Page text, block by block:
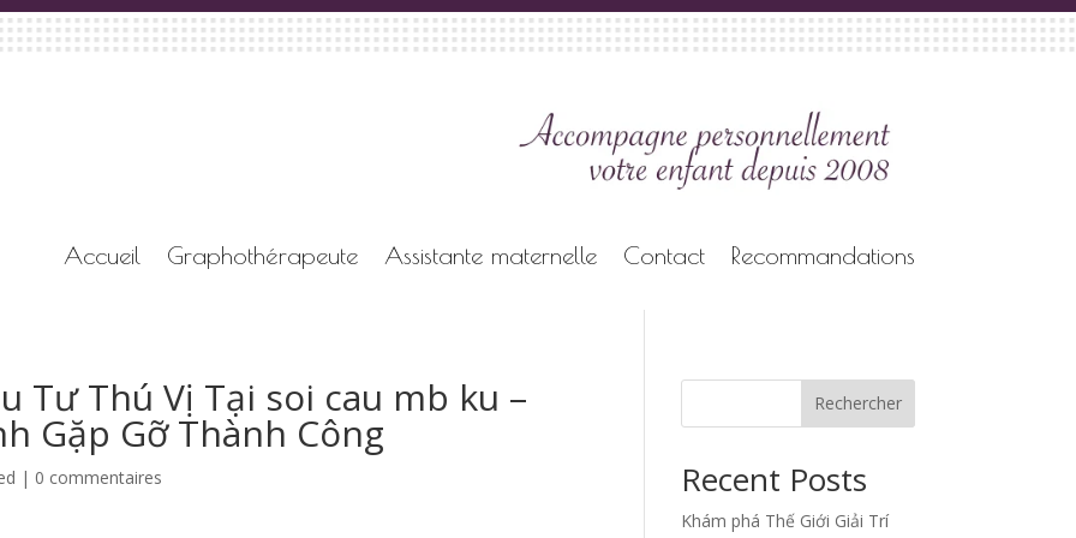
Accueil Graphothérapeute Assistante maternelle Contact Recommandations
Tư Thú Vị Tại soi cau mb ku –
Gặp Gỡ Thành Công
| 0 commentaires
Rechercher
Recent Posts
Khám phá Thế Giới Giải Trí